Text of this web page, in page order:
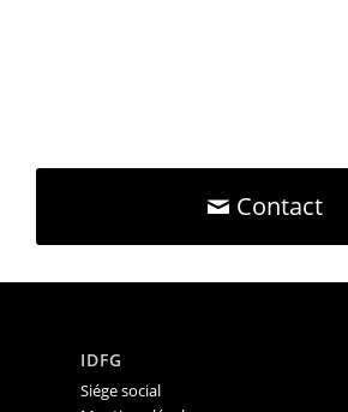
Contact
IDFG
Siége social